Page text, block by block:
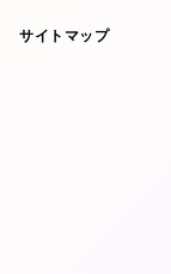
サイトマップ